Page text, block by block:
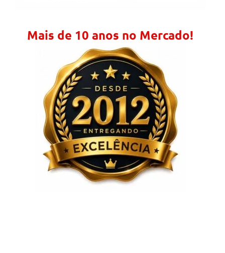
Mais de 10 anos no Mercado!